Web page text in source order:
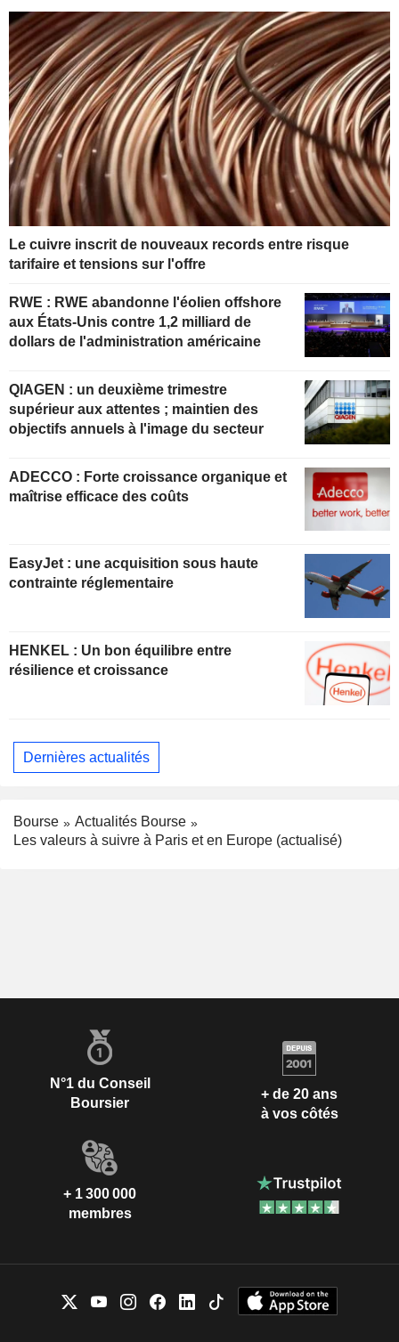
Le cuivre inscrit de nouveaux records entre risque
tarifaire et tensions sur l'offre
RWE : RWE abandonne l'éolien offshore
aux États-Unis contre 1,2 milliard de
dollars de l'administration américaine
QIAGEN : un deuxième trimestre
supérieur aux attentes ; maintien des
objectifs annuels à l'image du secteur
ADECCO : Forte croissance organique et
maîtrise efficace des coûts
EasyJet : une acquisition sous haute
contrainte réglementaire
HENKEL : Un bon équilibre entre
résilience et croissance
Dernières actualités
Bourse
Actualités Bourse
Les valeurs à suivre à Paris et en Europe (actualisé)
N°1 du Conseil
Boursier
+ de 20 ans
à vos côtés
+ 1 300 000
membres